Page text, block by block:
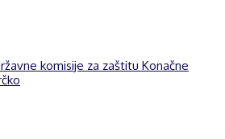
komisije za zaštitu Konačne